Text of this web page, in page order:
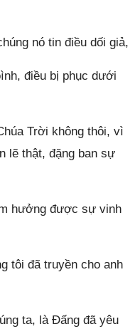
nó tin điều dối giả,
điều bị phục dưới
Trời không thôi, vì
lẽ thật, đặng ban sự
hưởng được sự vinh
tôi đã truyền cho anh
ta, là Đấng đã yêu